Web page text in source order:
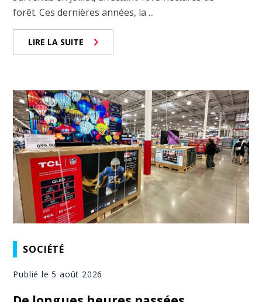
forêt. Ces dernières années, la ...
LIRE LA SUITE
SOCIÉTÉ
Publié le 5 août 2026